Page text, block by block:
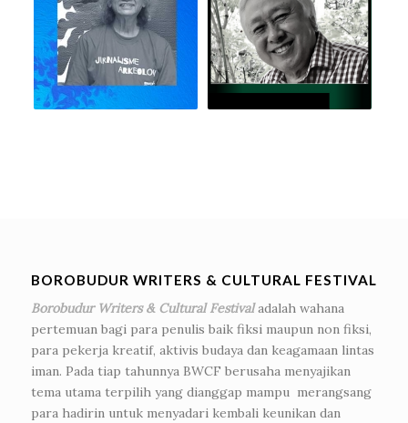
BOROBUDUR WRITERS & CULTURAL FESTIVAL
Borobudur Writers & Cultural Festivaladalah wahana
pertemuan bagi para penulis baik fiksi maupun non fiksi,
para pekerja kreatif, aktivis budaya dan keagamaan lintas
iman. Pada tiap tahunnya BWCF berusaha menyajikan
tema utama terpilih yang dianggap mampu merangsang
para hadirin untuk menyadari kembali keunikan dan